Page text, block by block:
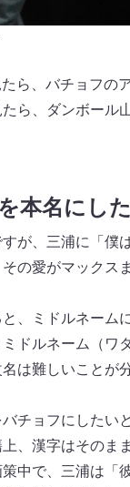
たら、バチョフ
たら、ダンボー
本名にした
が、三浦に「僕
の愛がマックス
、ミドルネーム
ドルネーム（ワ
は難しいことが
チョフにしたい
、漢字はそのま
中で、三浦は「